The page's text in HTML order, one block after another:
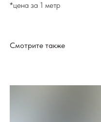
*цена за 1 метр
Смотрите также